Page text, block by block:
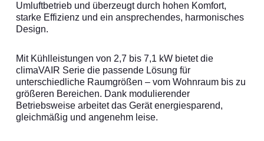
Umluftbetrieb und überzeugt durch hohen Komfort,
starke Effizienz und ein ansprechendes, harmonisches
Design.
Mit Kühlleistungen von 2,7 bis 7,1 kW bietet die
climaVAIR Serie die passende Lösung für
unterschiedliche Raumgrößen – vom Wohnraum bis zu
größeren Bereichen. Dank modulierender
Betriebsweise arbeitet das Gerät energiesparend,
gleichmäßig und angenehm leise.